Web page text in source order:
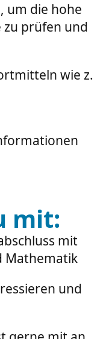
um die hohe
prüfen und
wie z.
mit:
mit
Mathematik
und